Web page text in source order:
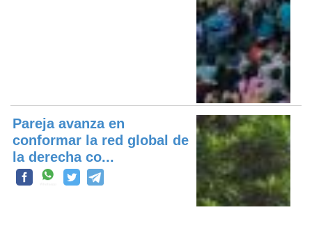
Pareja avanza en
conformar la red global de
la derecha co...